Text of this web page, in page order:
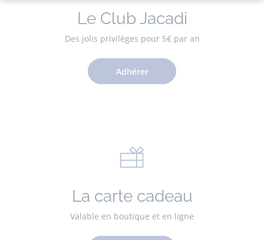
Le Club Jacadi
Des jolis privilèges pour 5€ par an
Adhérer
La carte cadeau
Valable en boutique et en ligne